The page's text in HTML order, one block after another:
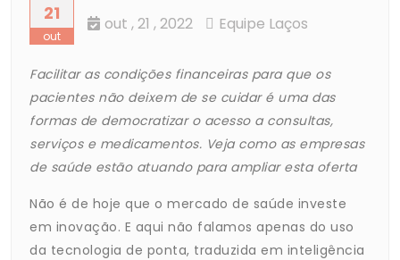
21
out
out , 21 ,2022 Equipe Laços
Facilitar as condições financeiras para que os
pacientes não deixem de se cuidar é uma das
formas de democratizar o acesso a consultas,
serviços e medicamentos. Veja como as empresas
de saúde estão atuando para ampliar esta oferta
Não é de hoje que o mercado de saúde investe
em inovação. E aqui não falamos apenas do uso
da tecnologia de ponta, traduzida em inteligência